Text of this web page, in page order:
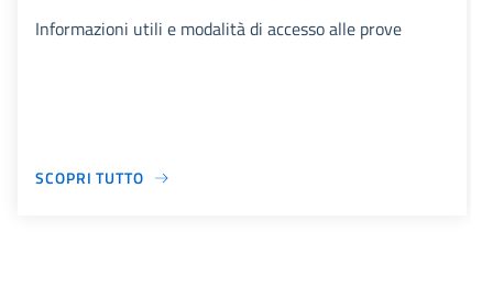
Informazioni utili e modalità di accesso alle prove
SCOPRI TUTTO